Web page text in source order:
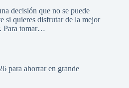
decisión que no se puede
si quieres disfrutar de la mejor
Para tomar…
para ahorrar en grande